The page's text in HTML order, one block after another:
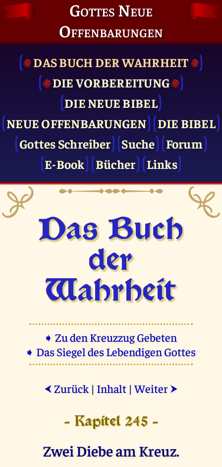
Gottes Neue
Offenbarungen
DAS BUCH DER WAHRHEIT
DIE VOR­BEREITUNG
DIE NEUE BIBEL
NEUE OFFENBARUNGEN
DIE BIBEL
Gottes Schreiber
Suche
Forum
E-Book
Bücher Links
Das Buch
der
Wahrheit
➧ Zu den Kreuzzug Gebeten
➧ Das Siegel des Lebendigen Gottes
⮜ Zurück | Inhalt |Weiter ⮞
- Kapitel 245 -
Zwei Diebe am Kreuz.